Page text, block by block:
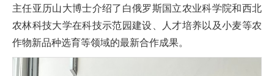
主任亚历山大博士介绍了白俄罗斯国立农业科学院和西北
农林科技大学在科技示范园建设、人才培养以及小麦等农
作物新品种选育等领域的最新合作成果。